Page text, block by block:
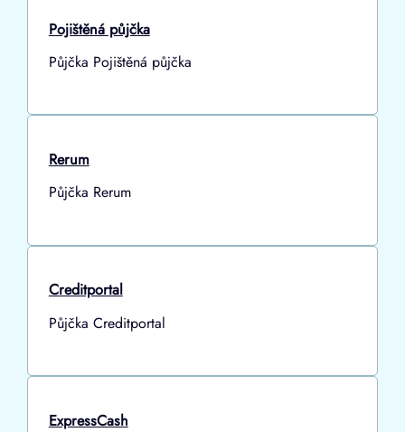
Pojištěná půjčka
Půjčka Pojištěná půjčka
Rerum
Půjčka Rerum
Creditportal
Půjčka Creditportal
ExpressCash